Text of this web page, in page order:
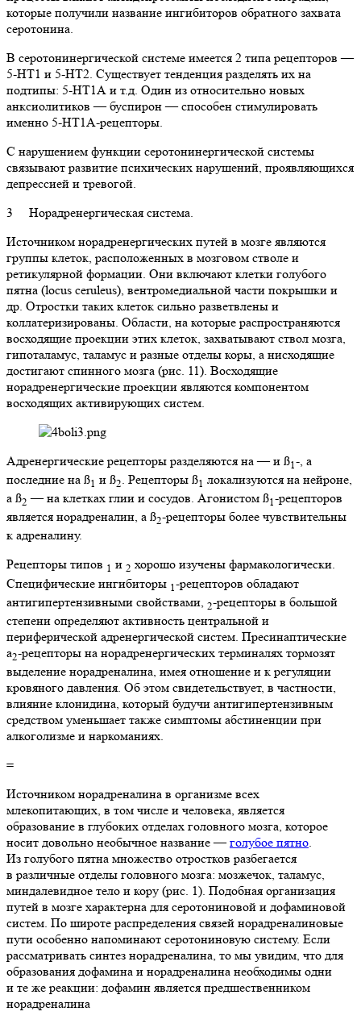
которые получили название ингибиторов обратного захвата
серотонина.
В серотонинергической системе имеется 2 типа рецепторов —
5-НТ1 и 5-НТ2. Существует тенденция разделять их на
подтипы: 5-НТ1А и т.д. Один из относительно новых
анксиолитиков — буспирон — способен стимулировать
именно 5-НТ1А-рецепторы.
С нарушением функции серотонинергической системы
связывают развитие психических нарушений, проявляющихся
депрессией и тревогой.
3 Норадренергическая система.
Источником норадренергических путей в мозге являются
группы клеток, расположенных в мозговом стволе и
ретикулярной формации. Они включают клетки голубого
пятна (locus ceruleus), вентромедиальной части покрышки и
др. Отростки таких клеток сильно разветвлены и
коллатеризированы. Области, на которые распространяются
восходящие проекции этих клеток, захватывают ствол мозга,
гипоталамус, таламус и разные отделы коры, а нисходящие
достигают спинного мозга (рис. 11). Восходящие
норадренергические проекции являются компонентом
восходящих активирующих систем.
Адренергические рецепторы разделяются на — и ß1 -, а
последние на ß1 и ß2. Рецепторы ß1 локализуются на нейроне,
а ß2 — на клетках глии и сосудов. Агонистом ß1-рецепторов
является норадреналин, а ß2-рецепторы более чувствительны
к адреналину.
Рецепторы типов 1 и 2 хорошо изучены фармакологически.
Специфические ингибиторы 1 -рецепторов обладают
антигипертензивными свойствами, 2-рецепторы в большой
степени определяют активность центральной и
периферической адренергической систем. Пресинаптические
а2-рецепторы на норадренергических терминалях тормозят
выделение норадреналина, имея отношение и к регуляции
кровяного давления. Об этом свидетельствует, в частности,
влияние клонидина, который будучи антигипертензивным
средством уменьшает также симптомы абстиненции при
алкоголизме и наркоманиях.
=
Источником норадреналина в организме всех
млекопитающих, в том числе и человека, является
образование в глубоких отделах головного мозга, которое
носит довольно необычное название —голубое пятно.
Из голубого пятна множество отростков разбегается
в различные отделы головного мозга: мозжечок, таламус,
миндалевидное тело и кору (рис. 1). Подобная организация
путей в мозге характерна для серотониновой и дофаминовой
систем. По широте распределения связей норадреналиновые
пути особенно напоминают серотониновую систему. Если
рассматривать синтез норадреналина, то мы увидим, что для
образования дофамина и норадреналина необходимы одни
и те же реакции: дофамин является предшественником
норадреналина